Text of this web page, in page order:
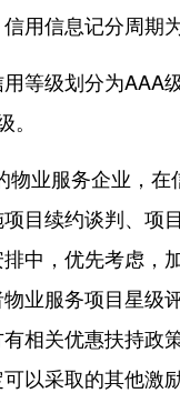
用信息记分周期
级划分为AAA
业服务企业，在
目续约谈判、项
中，优先考虑，
业服务项目星级
相关优惠扶持政
以采取的其他激励